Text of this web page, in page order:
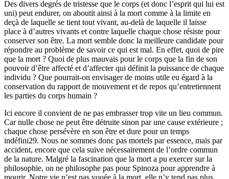
Des divers degrés de tristesse que le corps (et donc l’esprit qui lui est
uni) peut endurer, on aboutit ainsi à la mort comme à la limite en
deçà de laquelle se tient tout vivant, au-delà de laquelle il laisse
place à d’autres vivants et contre laquelle chaque chose résiste pour
conserver son être. La mort semble donc la meilleure candidate pour
répondre au problème de savoir ce qui est mal. En effet, quoi de pire
que la mort ? Quoi de plus mauvais pour le corps que la fin de son
pouvoir d’être affecté et d’affecter qui définit la puissance de chaque
individu ? Que pourrait-on envisager de moins utile eu égard à la
conservation du rapport de mouvement et de repos qu’entretiennent
les parties du corps humain ?
Ici encore il convient de ne pas embrasser trop vite un lieu commun.
Car nulle chose ne peut être détruite sinon par une cause extérieure ;
chaque chose persévère en son être et dure pour un temps
indéfini29. Nous ne sommes donc pas mortels par essence, mais par
accident, encore que cela suive nécessairement de l’ordre commun
de la nature. Malgré la fascination que la mort a pu exercer sur la
philosophie, on ne philosophe pas pour Spinoza pour apprendre à